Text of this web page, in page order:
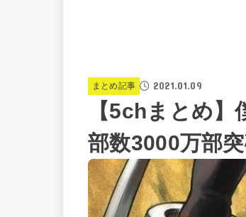
まとめ記事 2021.01.09
【5chまとめ
部数3000万部